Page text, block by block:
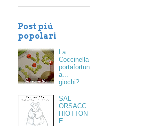
Post più
popolari
La
Coccinella
portafortun
a...
giochi?
SAL
ORSACC
HIOTTON
E